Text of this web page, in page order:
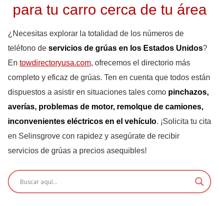
para tu carro cerca de tu área
¿Necesitas explorar la totalidad de los números de
teléfono de servicios de grúas en los Estados Unidos?
En towdirectoryusa.com, ofrecemos el directorio más
completo y eficaz de grúas. Ten en cuenta que todos están
dispuestos a asistir en situaciones tales como pinchazos,
averías, problemas de motor, remolque de camiones,
inconvenientes eléctricos en el vehículo. ¡Solicita tu cita
en Selinsgrove con rapidez y asegúrate de recibir
servicios de grúas a precios asequibles!